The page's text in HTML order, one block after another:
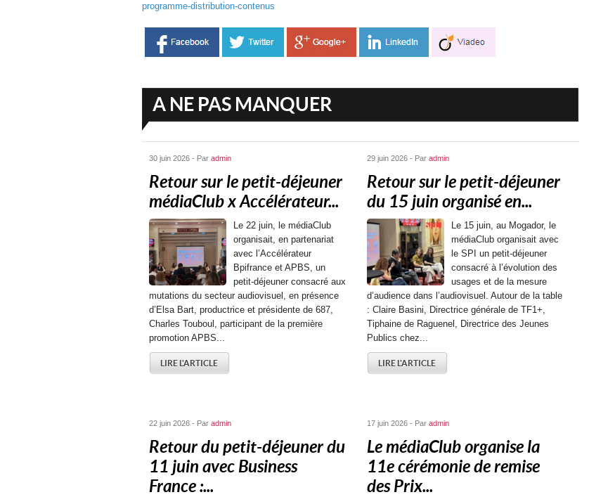
programme-distribution-contenus
A NE PAS MANQUER
30 juin 2026 - Par admin
Retour sur le petit-déjeuner
médiaClub x Accélérateur...
Le 22 juin, le médiaClub
organisait, en partenariat
avec l’Accélérateur
Bpifrance et APBS, un
petit-déjeuner consacré aux
mutations du secteur audiovisuel, en présence
d’Elsa Bart, productrice et présidente de 687,
Charles Touboul, participant de la première
promotion APBS...
LIRE L'ARTICLE
29 juin 2026 - Par admin
Retour sur le petit-déjeuner
du 15 juin organisé en...
Le 15 juin, au Mogador, le
médiaClub organisait avec
le SPI un petit-déjeuner
consacré à l’évolution des
usages et de la mesure
d’audience dans l’audiovisuel. Autour de la table
: Claire Basini, Directrice générale de TF1+,
Tiphaine de Raguenel, Directrice des Jeunes
Publics chez...
LIRE L'ARTICLE
22 juin 2026 - Par admin
Retour du petit-déjeuner du
11 juin avec Business
France :...
17 juin 2026 - Par admin
Le médiaClub organise la
11e cérémonie de remise
des Prix...